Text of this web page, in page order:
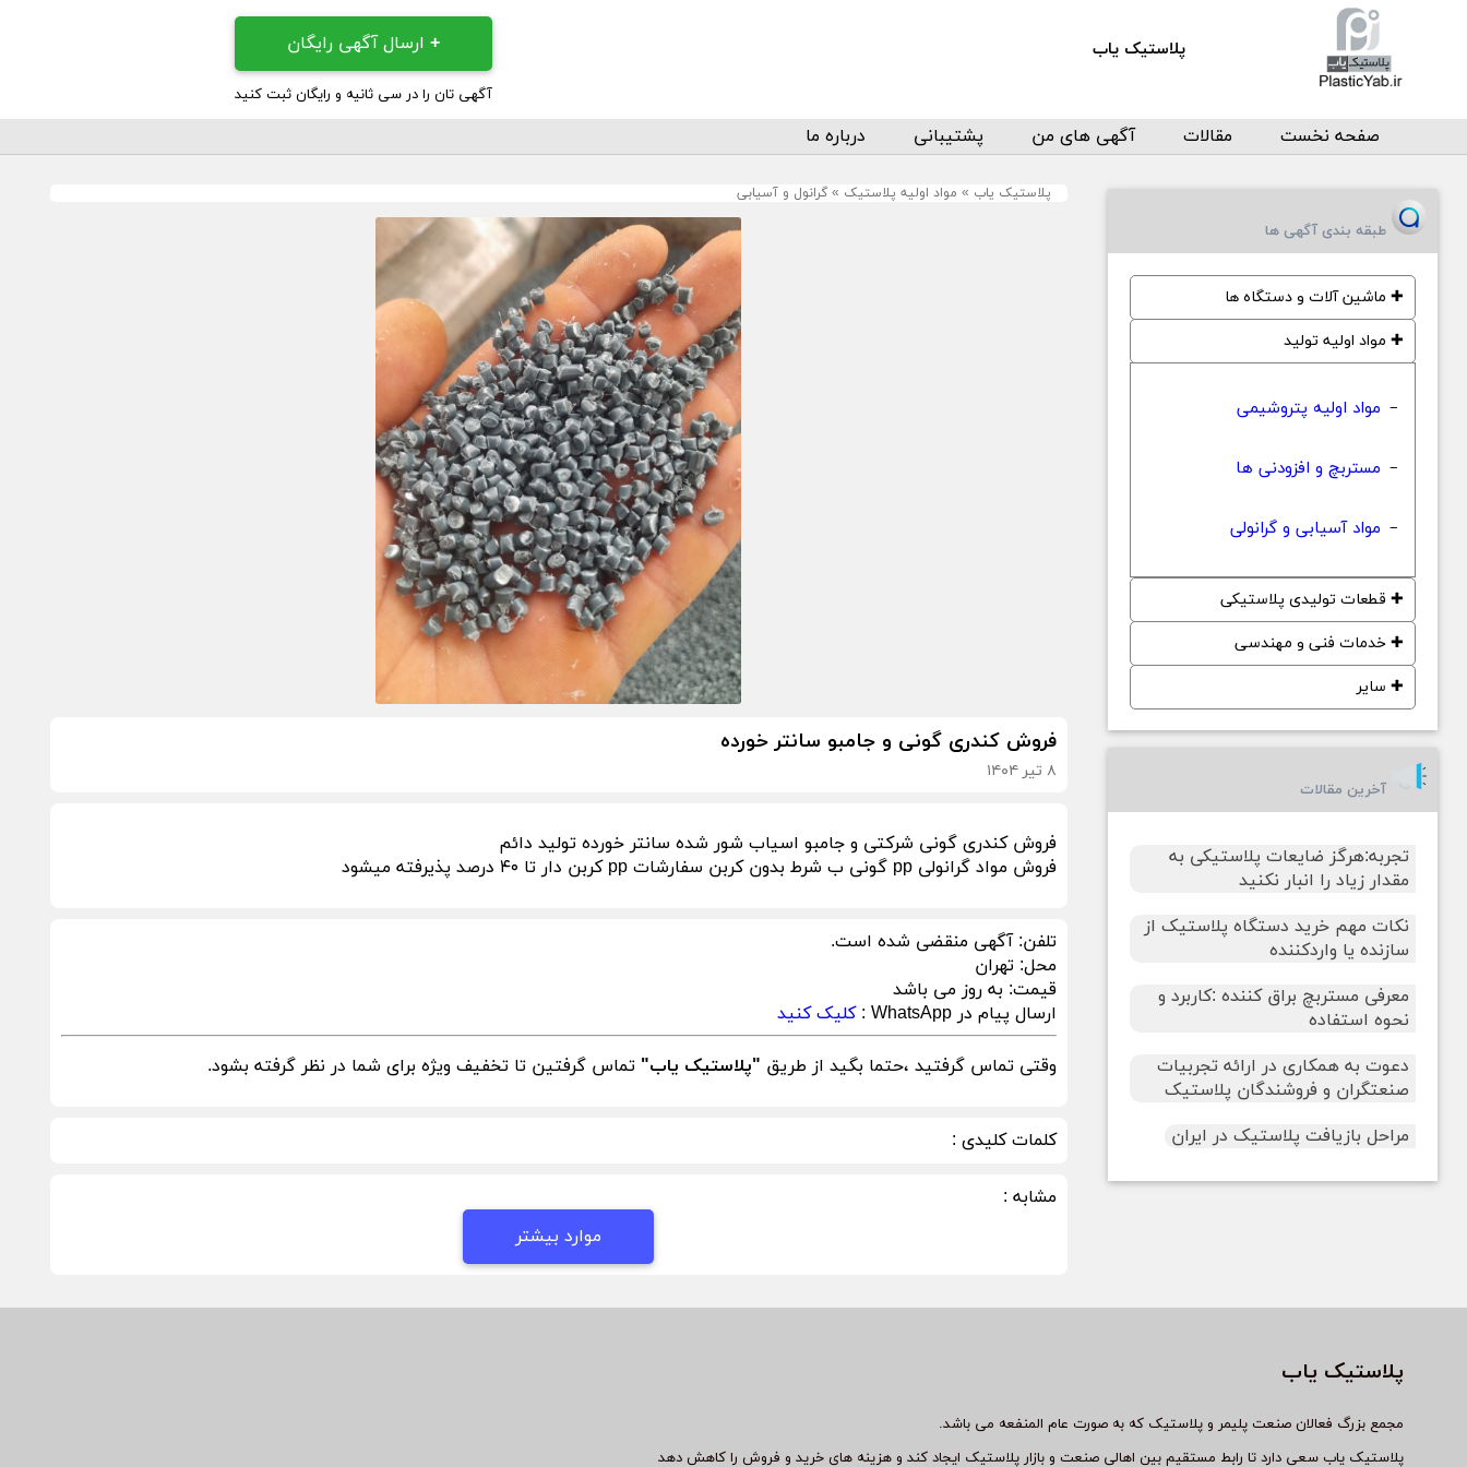
پلاستیک یاب +ارسال آگهی رایگان
آگهی تان را در سی ثانیه و رایگان ثبت کنید
صفحه نخست مقالات آگهی های من پشتیبانی درباره ما
پلاستیک یاب » مواد اولیه پلاستیک »گرانول و آسیابی
فروش کندری گونی و جامبو سانتر خورده
۸ تیر ۱۴۰۴
فروش کندری گونی شرکتی و جامبو اسیاب شور شده سانتر خورده تولید دائم
فروش مواد گرانولی pp گونی ب شرط بدون کربن سفارشات pp کربن دار تا ۴۰ درصد پذیرفته میشود
تلفن:آگهی منقضی شده است.
محل:تهران
قیمت: به روز می باشد
ارسال پیام در WhatsApp :
کلیک کنید
وقتی تماس گرفتید ،حتما بگید از طریق "پلاستیک یاب"تماس گرفتین تا تخفیف ویژه برای شما در نظر گرفته بشود.
کلمات کلیدی :
مشابه :
موارد بیشتر
طبقه بندی آگهی ها
✚ماشین آلات و دستگاه ها
✚مواد اولیه تولید
− مواد اولیه پتروشیمی
− مستربچ و افزودنی ها
− مواد آسیابی و گرانولی
✚قطعات تولیدی پلاستیکی
✚خدمات فنی و مهندسی
✚سایر
آخرین مقالات
تجربه:هرگز ضایعات پلاستیکی به
مقدار زیاد را انبار نکنید
نکات مهم خرید دستگاه پلاستیک از
سازنده یا واردکننده
معرفی مستربچ براق کننده :کاربرد و
نحوه استفاده
دعوت به همکاری در ارائه تجربیات
صنعتگران و فروشندگان پلاستیک
مراحل بازیافت پلاستیک در ایران
پلاستیک یاب
مجمع بزرگ فعالان صنعت پلیمر و پلاستیک که به صورت عام المنفعه می باشد.
پلاستیک یاب سعی دارد تا رابط مستقیم بین اهالی صنعت و بازار پلاستیک ایجاد کند و هزینه های خرید و فروش را کاهش دهد